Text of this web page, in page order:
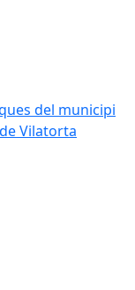
del municipi
Vilatorta